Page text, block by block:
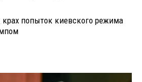
крах попыток киевского режима